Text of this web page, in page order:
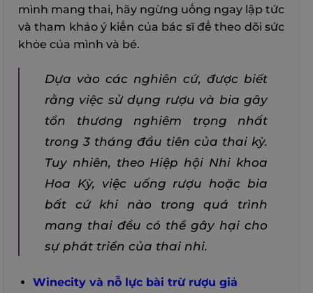
mình mang thai, hãy ngừng uống ngay lập tức
và tham khảo ý kiến của bác sĩ để theo dõi sức
khỏe của mình và bé.
Dựa vào các nghiên cứ, được biết
rằng việc sử dụng rượu và bia gây
tổn thương nghiêm trọng nhất
trong 3 tháng đầu tiên của thai kỳ.
Tuy nhiên, theo Hiệp hội Nhi khoa
Hoa Kỳ, việc uống rượu hoặc bia
bất cứ khi nào trong quá trình
mang thai đều có thể gây hại cho
sự phát triển của thai nhi.
Winecity và nỗ lực bài trừ rượu giả